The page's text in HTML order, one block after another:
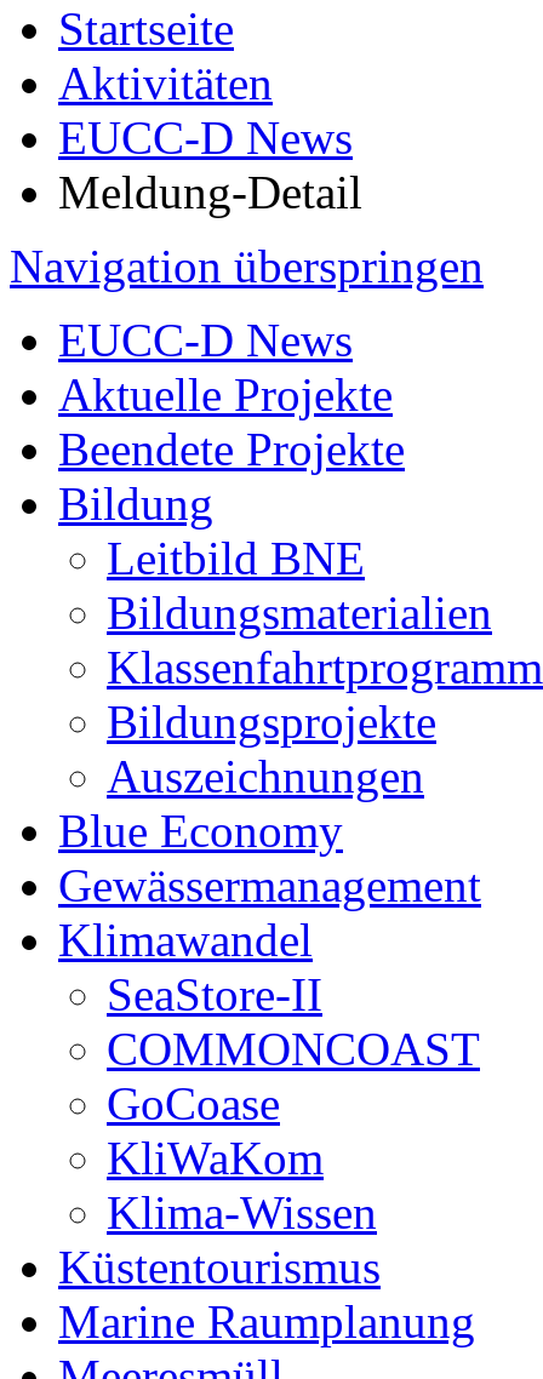
Startseite
Aktivitäten
EUCC-D News
Meldung-Detail
Navigation überspringen
EUCC-D News
Aktuelle Projekte
Beendete Projekte
Bildung
Leitbild BNE
Bildungsmaterialien
Klassenfahrtprogramm
Bildungsprojekte
Auszeichnungen
Blue Economy
Gewässermanagement
Klimawandel
SeaStore-II
COMMONCOAST
GoCoase
KliWaKom
Klima-Wissen
Küstentourismus
Marine Raumplanung